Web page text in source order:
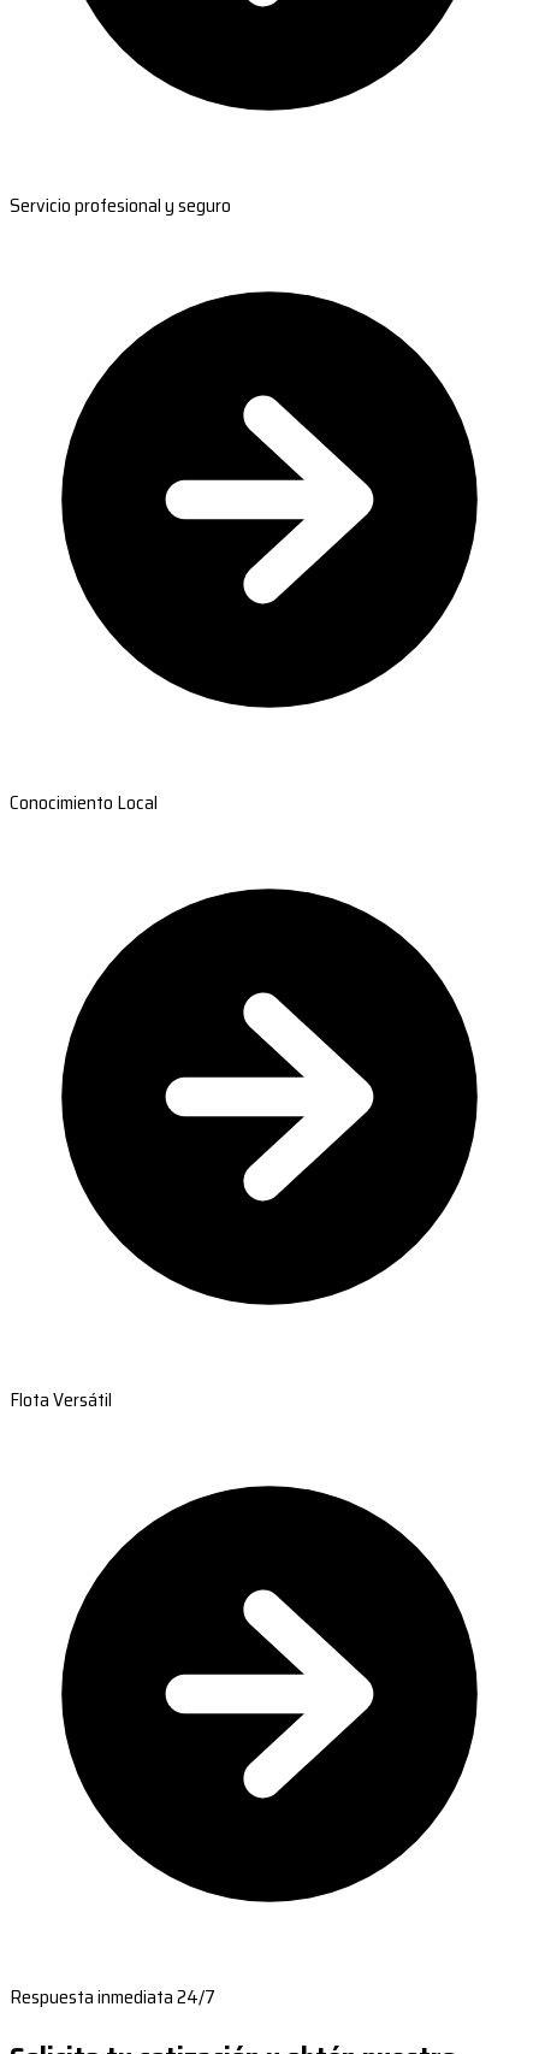
Servicio profesional y seguro
Conocimiento Local
Flota Versátil
Respuesta inmediata 24/7